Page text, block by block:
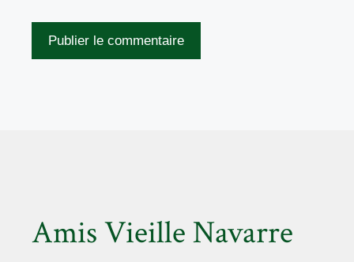
Amis Vieille Navarre